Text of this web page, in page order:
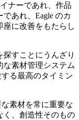
ナーであれ、作品
あれ、Eagle のカ
座に改善をもたらし
すことにうんざり
な素材管理システム
る最高のタイミン
な素材を常に重要な
く、創造性そのもの